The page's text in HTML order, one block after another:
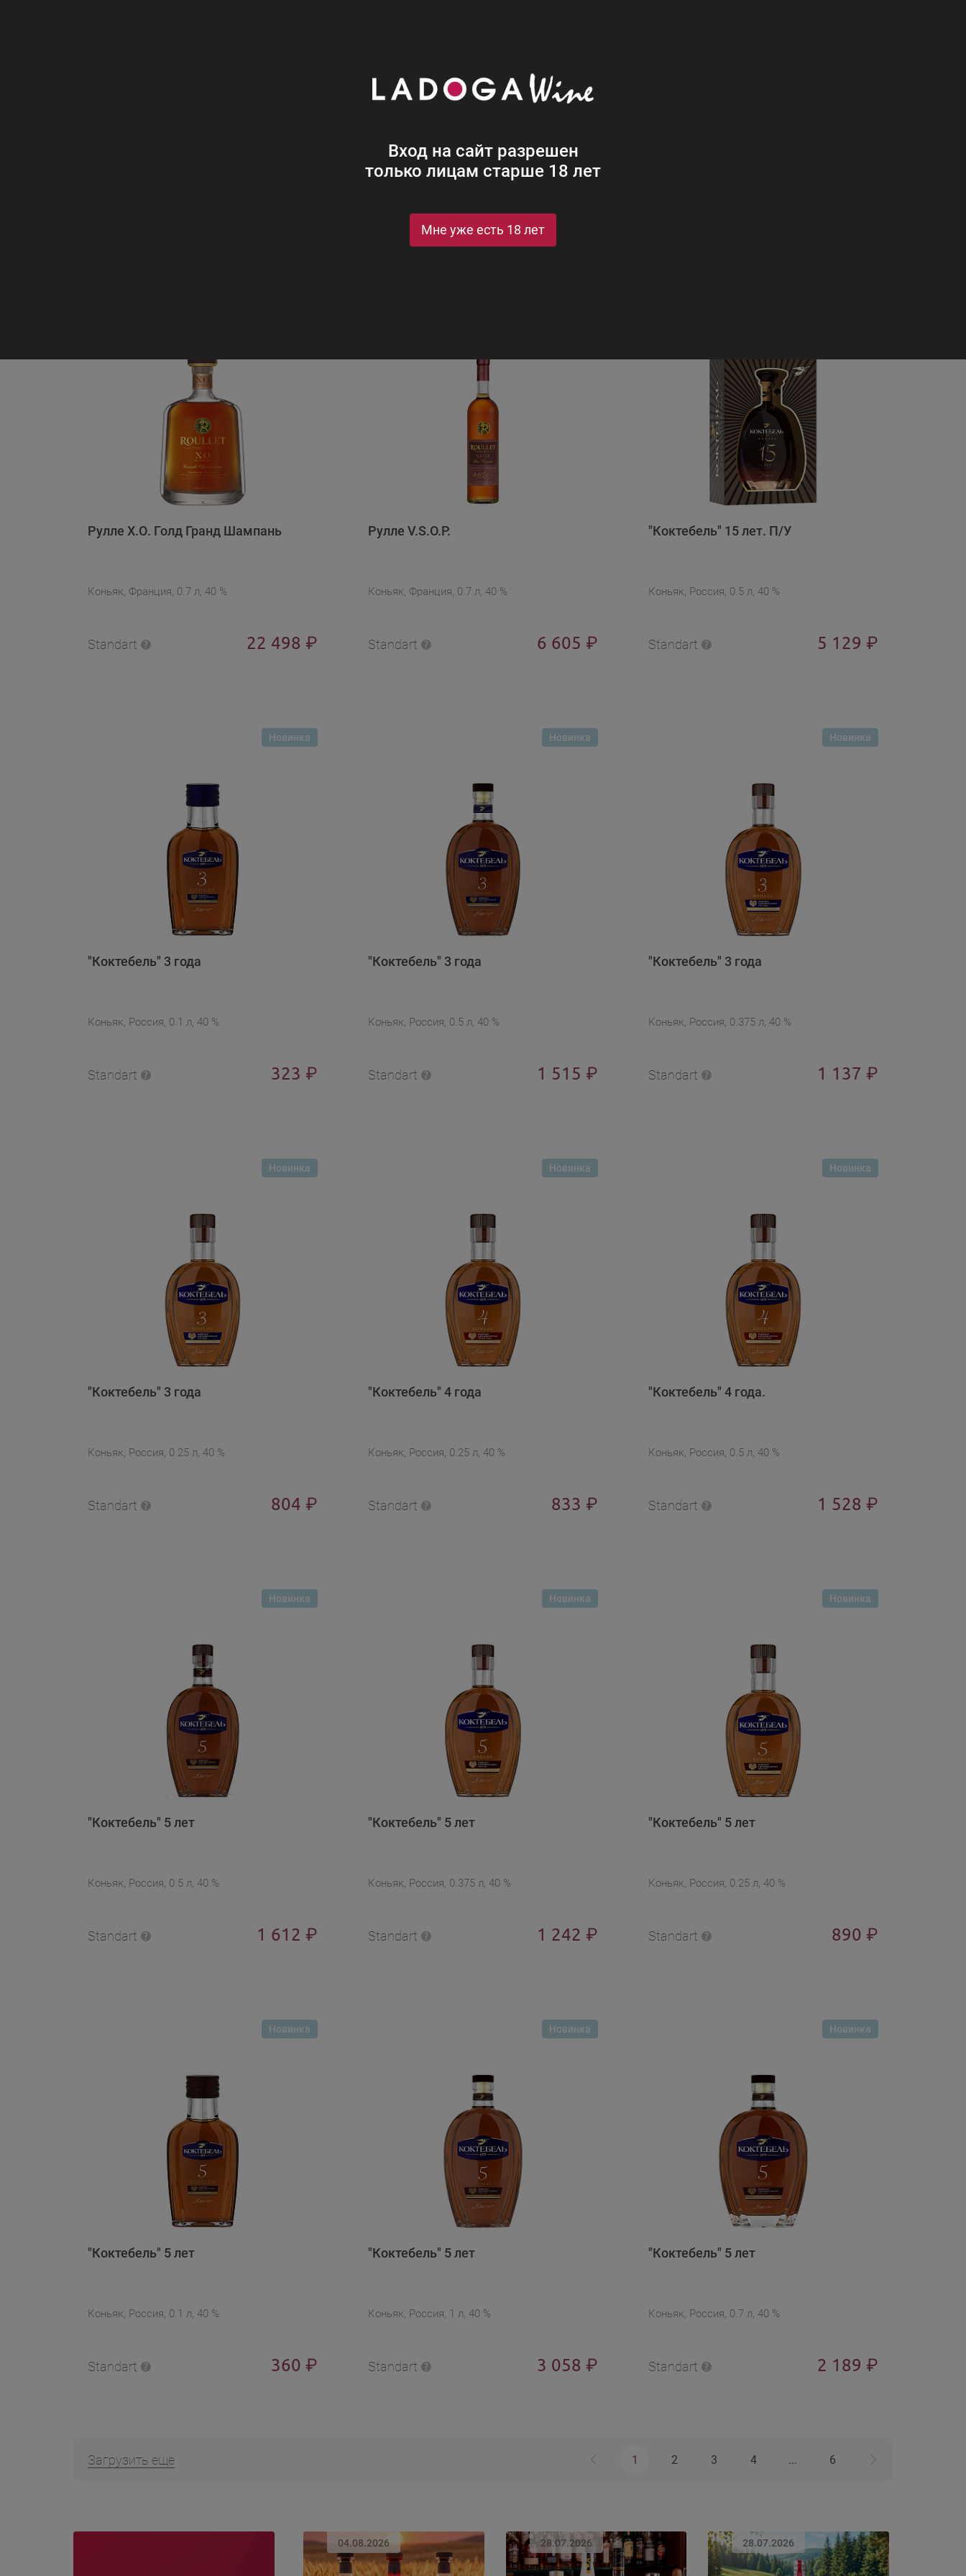
Вход на сайт разрешен
только лицам старше 18 лет
Мне уже есть 18 лет
Рулле Х.О. Голд Гранд Шампань
Коньяк, Франция, 0.7 л, 40 %
Standart 22 498 ₽
Рулле V.S.O.P.
Коньяк, Франция, 0.7 л, 40 %
Standart 6 605 ₽
"Коктебель" 15 лет. П/У
Коньяк, Россия, 0.5 л, 40 %
Standart 5 129 ₽
Новинка
"Коктебель" 3 года
Коньяк, Россия, 0.1 л, 40 %
Standart 323 ₽
Новинка
"Коктебель" 3 года
Коньяк, Россия, 0.5 л, 40 %
Standart 1 515 ₽
Новинка
"Коктебель" 3 года
Коньяк, Россия, 0.375 л, 40 %
Standart 1 137 ₽
Новинка
"Коктебель" 3 года
Коньяк, Россия, 0.25 л, 40 %
Standart 804 ₽
Новинка
"Коктебель" 4 года
Коньяк, Россия, 0.25 л, 40 %
Standart 833 ₽
Новинка
"Коктебель" 4 года.
Коньяк, Россия, 0.5 л, 40 %
Standart 1 528 ₽
Новинка
"Коктебель" 5 лет
Коньяк, Россия, 0.5 л, 40 %
Standart 1 612 ₽
Новинка
"Коктебель" 5 лет
Коньяк, Россия, 0.375 л, 40 %
Standart 1 242 ₽
Новинка
"Коктебель" 5 лет
Коньяк, Россия, 0.25 л, 40 %
Standart 890 ₽
Новинка
"Коктебель" 5 лет
Коньяк, Россия, 0.1 л, 40 %
Standart 360 ₽
Новинка
"Коктебель" 5 лет
Коньяк, Россия, 1 л, 40 %
Standart 3 058 ₽
Новинка
"Коктебель" 5 лет
Коньяк, Россия, 0.7 л, 40 %
Standart 2 189 ₽
Загрузить еще 1 2 3 4 ... 6
04.08.2026 28.07.2026 28.07.2026